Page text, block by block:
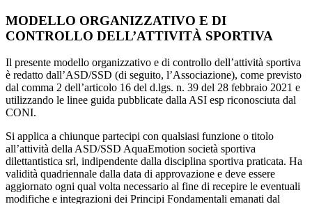
MODELLO ORGANIZZATIVO E DI
CONTROLLO DELL’ATTIVITÀ SPORTIVA
Il presente modello organizzativo e di controllo dell’attività sportiva
è redatto dall’ASD/SSD (di seguito, l’Associazione), come previsto
dal comma 2 dell’articolo 16 del d.lgs. n. 39 del 28 febbraio 2021 e
utilizzando le linee guida pubblicate dalla ASI esp riconosciuta dal
CONI.
Si applica a chiunque partecipi con qualsiasi funzione o titolo
all’attività della ASD/SSD AquaEmotion società sportiva
dilettantistica srl, indipendente dalla disciplina sportiva praticata. Ha
validità quadriennale dalla data di approvazione e deve essere
aggiornato ogni qual volta necessario al fine di recepire le eventuali
modifiche e integrazioni dei Principi Fondamentali emanati dal